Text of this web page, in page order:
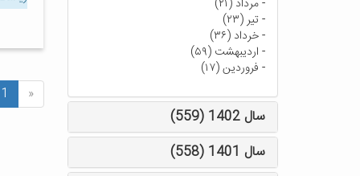
«
1
-مرداد (۲۱)
-تیر (۲۳)
-خرداد (۳۶)
- اردیبهشت (۵۹)
- فروردین (۱۷)
سال 1402 (559)
سال 1401 (558)